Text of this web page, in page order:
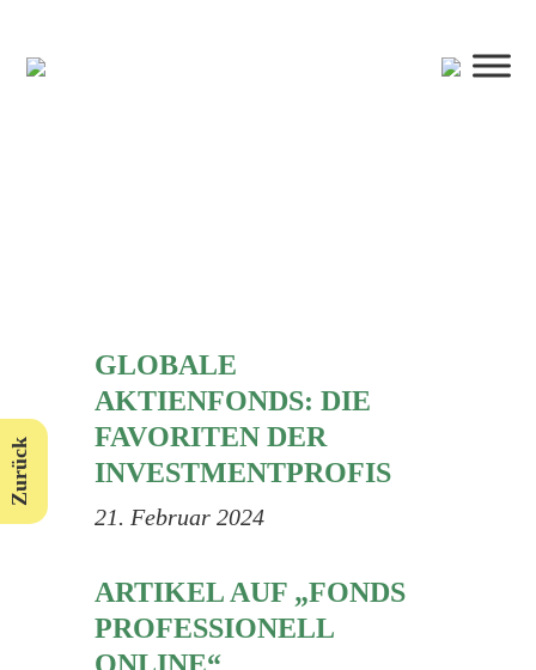
GLOBALE
AKTIENFONDS: DIE
FAVORITEN DER
INVESTMENTPROFIS
21. Februar 2024
ARTIKEL AUF „FONDS
PROFESSIONELL
Zurück